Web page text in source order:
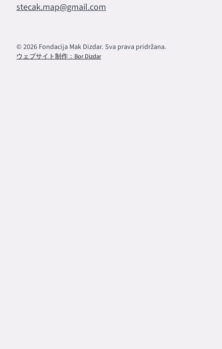
© 2026 Fondacija Mak Dizdar. Sva prava pridržana.
ウェブサイト制作：Bor Dizdar
stecak.map@gmail.com